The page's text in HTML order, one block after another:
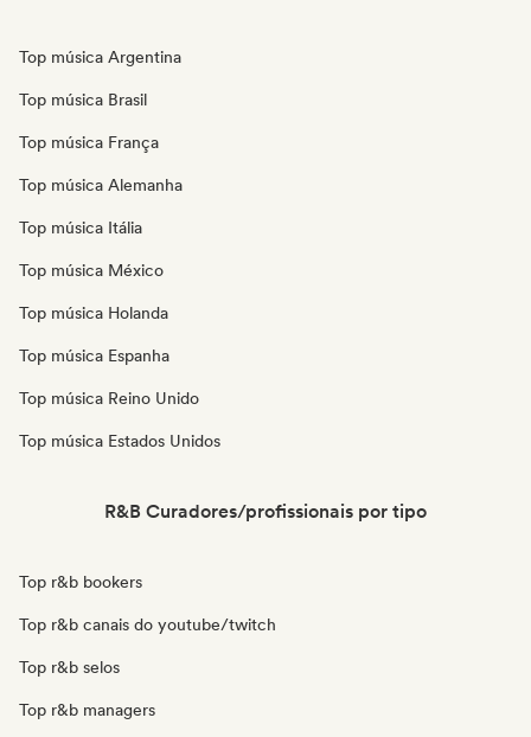
Top música Argentina
Top música Brasil
Top música França
Top música Alemanha
Top música Itália
Top música México
Top música Holanda
Top música Espanha
Top música Reino Unido
Top música Estados Unidos
R&B Curadores/profissionais por tipo
Top r&b bookers
Top r&b canais do youtube/twitch
Top r&b selos
Top r&b managers